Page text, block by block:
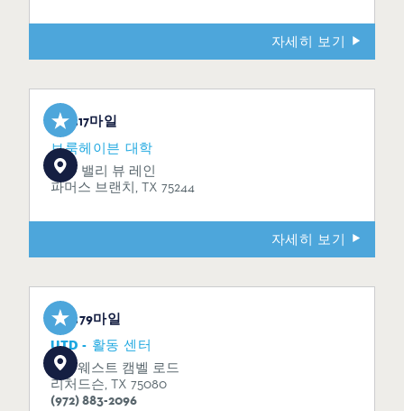
자세히 보기
3.17마일
브룩헤이븐 대학
3939 밸리 뷰 레인
파머스 브랜치, TX 75244
자세히 보기
3.79마일
UTD - 활동 센터
800 웨스트 캠벨 로드
리처드슨, TX 75080
(972) 883-2096